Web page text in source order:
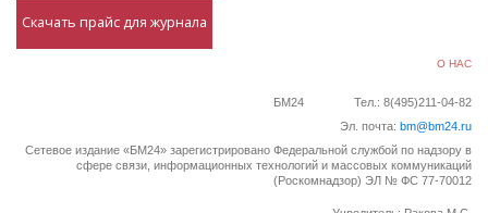
Скачать прайс для журнала
О НАС
БМ24
Тел.: 8(495)211-04-82
Эл. почта: bm@bm24.ru
Сетевое издание «БМ24» зарегистрировано Федеральной службой по надзору в
сфере связи, информационных технологий и массовых коммуникаций
(Роскомнадзор) ЭЛ № ФС 77-70012